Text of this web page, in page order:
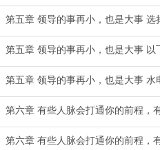
第五章 领导的事再小，也是大事 选
第五章 领导的事再小，也是大事 以
第五章 领导的事再小，也是大事 水